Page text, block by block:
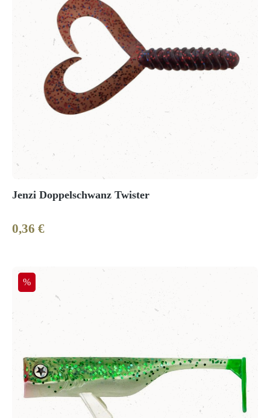
Jenzi Doppelschwanz Twister
Regulärer Preis:
0,36 €
Rabatt
%